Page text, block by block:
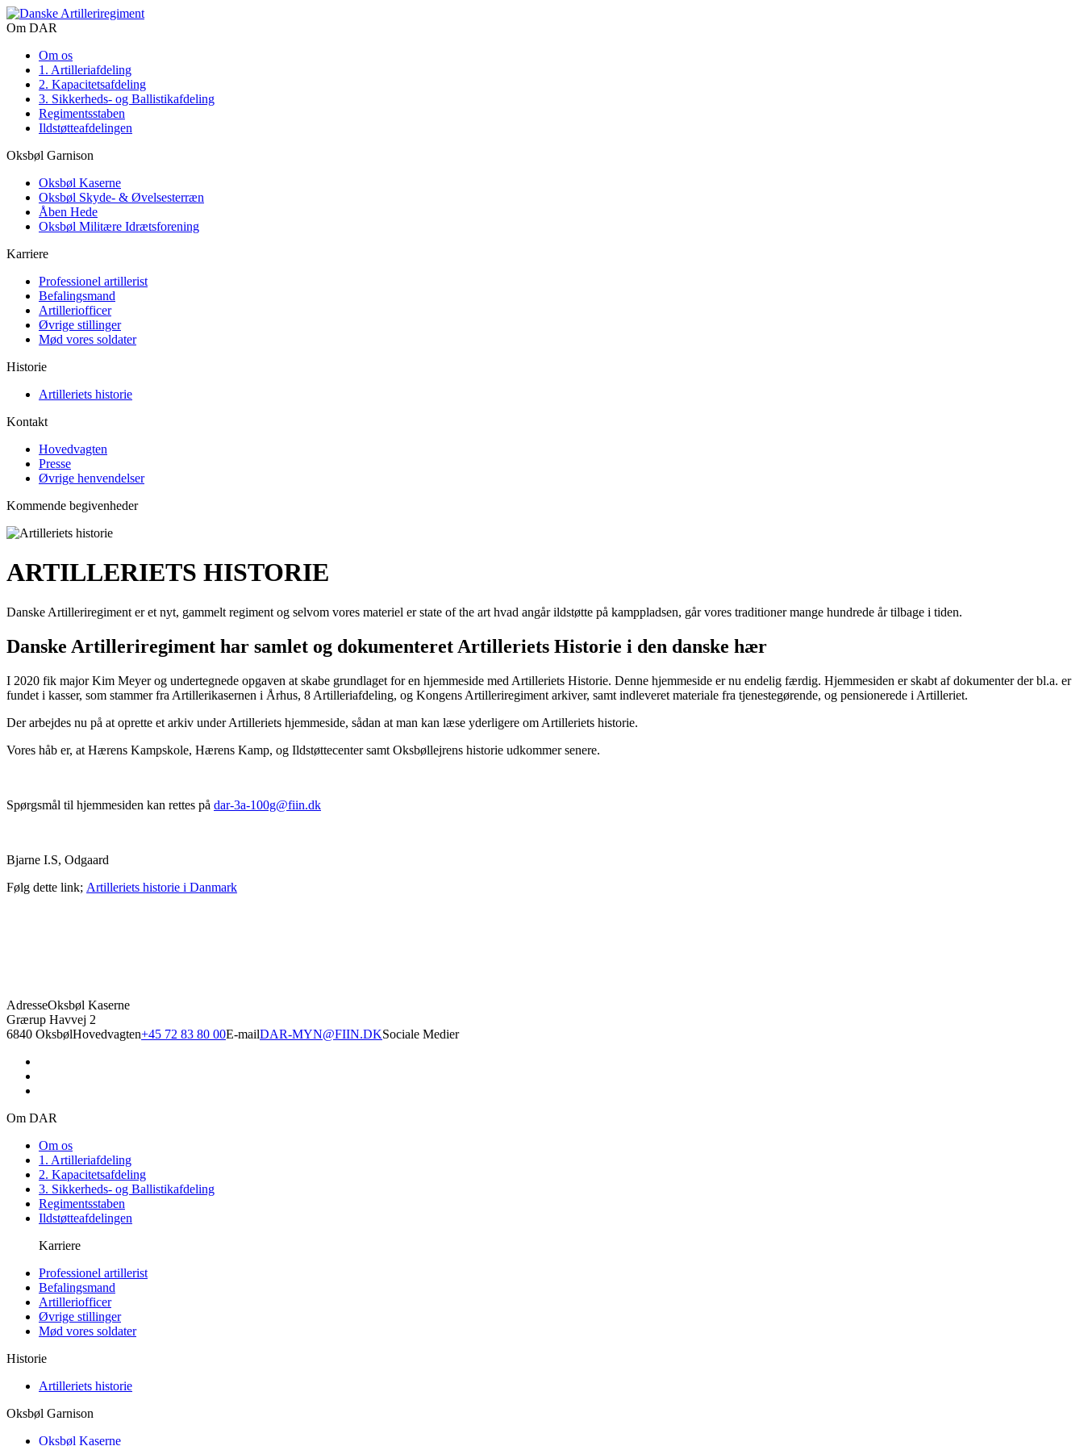
Om DAR
Om os
1. Artilleriafdeling
2. Kapacitetsafdeling
3. Sikkerheds- og Ballistikafdeling
Regimentsstaben
Ildstøtteafdelingen
Oksbøl Garnison
Oksbøl Kaserne
Oksbøl Skyde- & Øvelsesterræn
Åben Hede
Oksbøl Militære Idrætsforening
Karriere
Professionel artillerist
Befalingsmand
Artilleriofficer
Øvrige stillinger
Mød vores soldater
Historie
Artilleriets historie
Kontakt
Hovedvagten
Presse
Øvrige henvendelser
Kommende begivenheder
ARTILLERIETS HISTORIE
Danske Artilleriregiment er et nyt, gammelt regiment og selvom vores materiel er state of the art hvad angår ildstøtte på kamppladsen, går vores traditioner mange hundrede år tilbage i tiden.
Danske Artilleriregiment har samlet og dokumenteret Artilleriets Historie i den danske hær
I 2020 fik major Kim Meyer og undertegnede opgaven at skabe grundlaget for en hjemmeside med Artilleriets Historie. Denne hjemmeside er nu endelig færdig. Hjemmesiden er skabt af dokumenter der bl.a. er
fundet i kasser, som stammer fra Artillerikasernen i Århus, 8 Artilleriafdeling, og Kongens Artilleriregiment arkiver, samt indleveret materiale fra tjenestegørende, og pensionerede i Artilleriet.
Der arbejdes nu på at oprette et arkiv under Artilleriets hjemmeside, sådan at man kan læse yderligere om Artilleriets historie.
Vores håb er, at Hærens Kampskole, Hærens Kamp, og Ildstøttecenter samt Oksbøllejrens historie udkommer senere.
Spørgsmål til hjemmesiden kan rettes på dar-3a-100g@fiin.dk
Bjarne I.S, Odgaard
Følg dette link; Artilleriets historie i Danmark
AdresseOksbøl Kaserne
Grærup Havvej 2
6840 OksbølHovedvagten+45 72 83 80 00E-mailDAR-MYN@FIIN.DKSociale Medier
Om DAR
Om os
1. Artilleriafdeling
2. Kapacitetsafdeling
3. Sikkerheds- og Ballistikafdeling
Regimentsstaben
Ildstøtteafdelingen
Karriere
Professionel artillerist
Befalingsmand
Artilleriofficer
Øvrige stillinger
Mød vores soldater
Historie
Artilleriets historie
Oksbøl Garnison
Oksbøl Kaserne